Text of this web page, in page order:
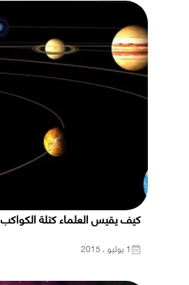
كيف يقيس العلماء كتلة الكواكب
1 يوليو ، 2015